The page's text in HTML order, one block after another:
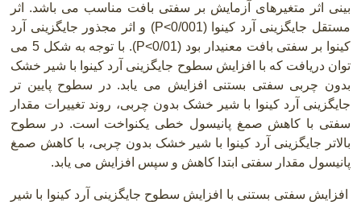
بینی اثر متغیرهای آزمایش بر سفتی بافت مناسب می باشد. اثر
مستقل جایگزینی آرد کینواP<0/001)) و اثر مجذور جایگزینی آرد
کینوا بر سفتی بافت معنیدار بود P<0/01)
)
.
با توجه به شکل 5 می
توان دریافت که با افزایش سطوح جایگزینی آرد کینوا با شیر خشک
بدون چربی سفتی بستنی افزایش می یابد. در سطوح پایین تر
جایگزینی آرد کینوا با شیر خشک بدون چربی، روند تغییرات مقدار
سفتی با کاهش صمغ پانیسول خطی یکنواخت است. در سطوح
بالاتر جایگزینی آرد کینوا با شیر خشک بدون چربی، با کاهش صمغ
پانیسول مقدار سفتی ابتدا کاهش و سپس افزایش می یابد.
افزایش سفتی بستنی با افزایش سطوح جایگزینی آرد کینوا با شیر